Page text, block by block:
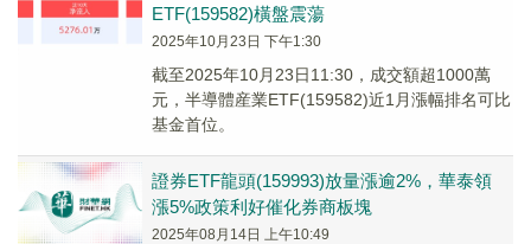
ETF(159582)橫盤震蕩
2025年10月23日 下午1:30
截至2025年10月23日11:30，成交額超1000萬
元，半導體産業ETF(159582)近1月漲幅排名可比
基金首位。
證券ETF龍頭(159993)放量漲逾2%，華泰領
漲5%政策利好催化券商板塊
2025年08月14日 上午10:49